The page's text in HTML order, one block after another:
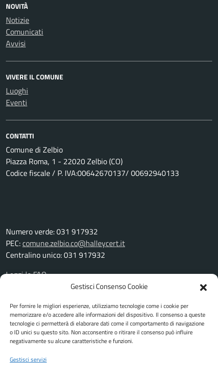
Gestisci Consenso Cookie
Per fornire le migliori esperienze, utilizziamo tecnologie come i cookie per
memorizzare e/o accedere alle informazioni del dispositivo. Il consenso a queste
tecnologie ci permetterà di elaborare dati come il comportamento di navigazione
o ID unici su questo sito. Non acconsentire o ritirare il consenso può influire
negativamente su alcune caratteristiche e funzioni.
Gestisci servizi
NOVITÀ
Notizie
Comunicati
Avvisi
VIVERE IL COMUNE
Luoghi
Eventi
CONTATTI
Comune di Zelbio
Piazza Roma, 1 - 22020 Zelbio (CO)
Codice fiscale / P. IVA:00642670137/ 00692940133
Numero verde: 031 917932
PEC:comune.zelbio.co@halleycert.it
Centralino unico: 031 917932
Leggi le FAQ
Prenotazione appuntamento
Richiesta assistenza
Amministrazione trasparente
Albo pretorio
Informativa privacy
Cookie Policy